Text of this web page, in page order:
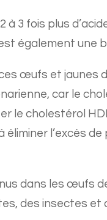
à 3 fois plus
également une
œufs et jaunes
car le
le cholestérol
éliminer l’excès
dans les œufs
des insectes et